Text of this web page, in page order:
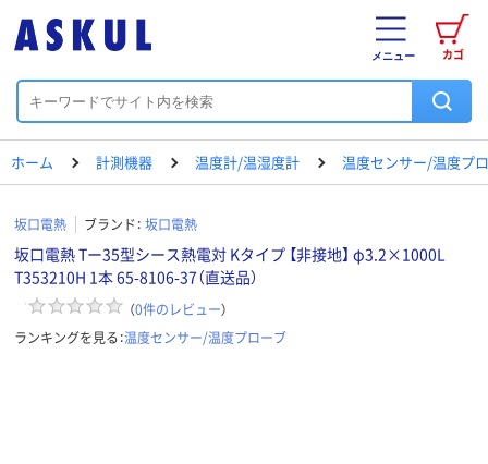
カゴ
メニュー
ホーム 計測機器 温度計/温湿度計 温度センサー/温度プ
坂口電熱 ブランド： 坂口電熱
坂口電熱 Tー35型シース熱電対 Kタイプ 【非接地】 φ3.2×1000L
T353210H 1本 65-8106-37（直送品）
（0件のレビュー）
ランキングを見る：温度センサー/温度プローブ